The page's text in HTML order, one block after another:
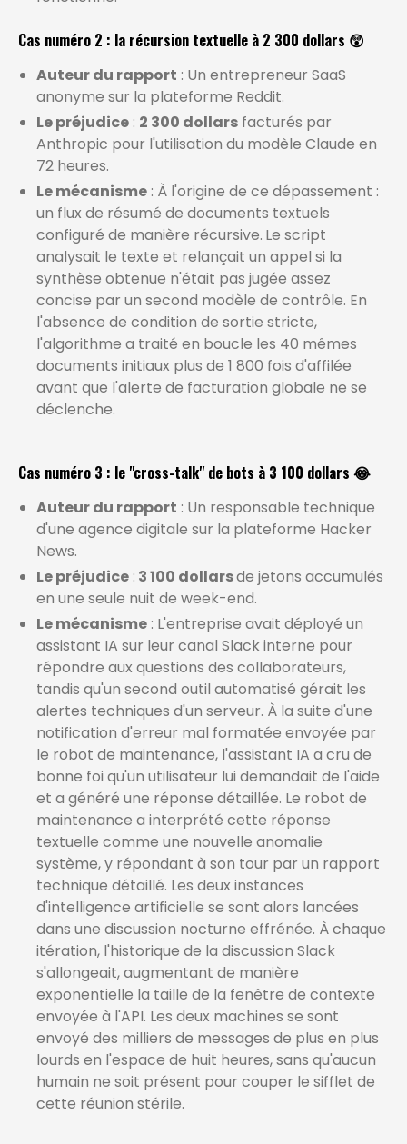
Cas numéro 2 : la récursion textuelle à 2 300 dollars 😲
Auteur du rapport : Un entrepreneur SaaS
anonyme sur la plateforme Reddit.
Le préjudice : 2 300 dollars facturés par
Anthropic pour l'utilisation du modèle Claude en
72 heures.
Le mécanisme : À l'origine de ce dépassement :
un flux de résumé de documents textuels
configuré de manière récursive. Le script
analysait le texte et relançait un appel si la
synthèse obtenue n'était pas jugée assez
concise par un second modèle de contrôle. En
l'absence de condition de sortie stricte,
l'algorithme a traité en boucle les 40 mêmes
documents initiaux plus de 1 800 fois d'affilée
avant que l'alerte de facturation globale ne se
déclenche.
Cas numéro 3 : le "cross-talk" de bots à 3 100 dollars 😂
Auteur du rapport : Un responsable technique
d'une agence digitale sur la plateforme Hacker
News.
Le préjudice : 3 100 dollarsde jetons accumulés
en une seule nuit de week-end.
Le mécanisme : L'entreprise avait déployé un
assistant IA sur leur canal Slack interne pour
répondre aux questions des collaborateurs,
tandis qu'un second outil automatisé gérait les
alertes techniques d'un serveur. À la suite d'une
notification d'erreur mal formatée envoyée par
le robot de maintenance, l'assistant IA a cru de
bonne foi qu'un utilisateur lui demandait de l'aide
et a généré une réponse détaillée. Le robot de
maintenance a interprété cette réponse
textuelle comme une nouvelle anomalie
système, y répondant à son tour par un rapport
technique détaillé. Les deux instances
d'intelligence artificielle se sont alors lancées
dans une discussion nocturne effrénée. À chaque
itération, l'historique de la discussion Slack
s'allongeait, augmentant de manière
exponentielle la taille de la fenêtre de contexte
envoyée à l'API. Les deux machines se sont
envoyé des milliers de messages de plus en plus
lourds en l'espace de huit heures, sans qu'aucun
humain ne soit présent pour couper le sifflet de
cette réunion stérile.